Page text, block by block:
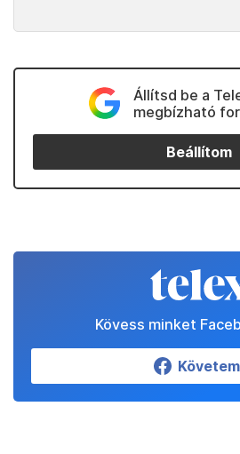
Állítsd be a
megbízható
Beállítom
Kövess minket